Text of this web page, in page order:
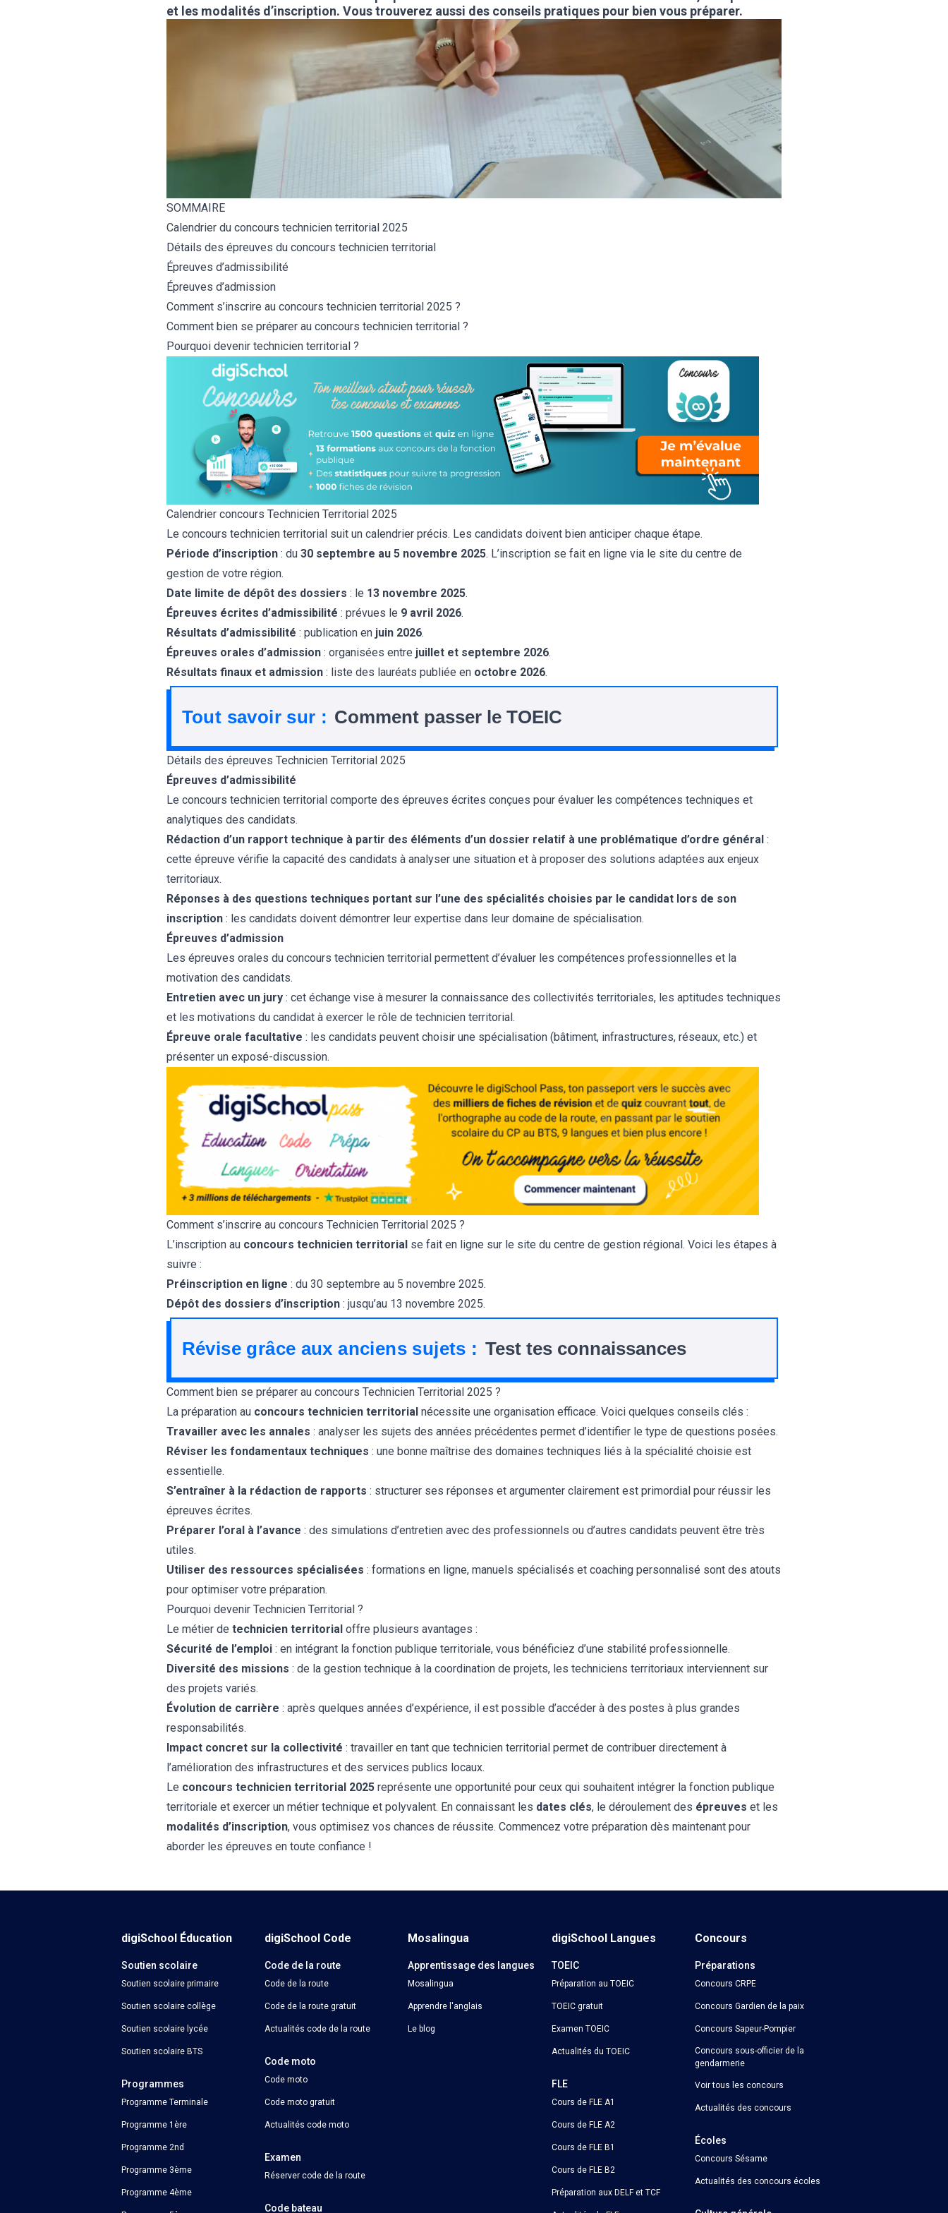
Adjoint administratif
CRPE
Adjoint administratif
et les modalités d’inscription. Vous trouverez aussi des conseils pratiques pour bien vous préparer.
SOMMAIRE
Calendrier du concours technicien territorial 2025
Détails des épreuves du concours technicien territorial
Épreuves d’admissibilité
Épreuves d’admission
Comment s’inscrire au concours technicien territorial 2025 ?
Comment bien se préparer au concours technicien territorial ?
Pourquoi devenir technicien territorial ?
Calendrier concours Technicien Territorial 2025
Le concours technicien territorial suit un calendrier précis. Les candidats doivent bien anticiper chaque étape.
Période d’inscription : du 30 septembre au 5 novembre 2025. L’inscription se fait en ligne via le site du centre de
gestion de votre région.
Date limite de dépôt des dossiers : le 13 novembre 2025.
Épreuves écrites d’admissibilité : prévues le 9 avril 2026.
Résultats d’admissibilité : publication en juin 2026.
Épreuves orales d’admission : organisées entre juillet et septembre 2026.
Résultats finaux et admission : liste des lauréats publiée en octobre 2026.
Tout savoir sur : Comment passer le TOEIC
Détails des épreuves Technicien Territorial 2025
Épreuves d’admissibilité
Le concours technicien territorial comporte des épreuves écrites conçues pour évaluer les compétences techniques et
analytiques des candidats.
Rédaction d’un rapport technique à partir des éléments d’un dossier relatif à une problématique d’ordre général :
cette épreuve vérifie la capacité des candidats à analyser une situation et à proposer des solutions adaptées aux enjeux
territoriaux.
Réponses à des questions techniques portant sur l’une des spécialités choisies par le candidat lors de son
inscription : les candidats doivent démontrer leur expertise dans leur domaine de spécialisation.
Épreuves d’admission
Les épreuves orales du concours technicien territorial permettent d’évaluer les compétences professionnelles et la
motivation des candidats.
Entretien avec un jury : cet échange vise à mesurer la connaissance des collectivités territoriales, les aptitudes techniques
et les motivations du candidat à exercer le rôle de technicien territorial.
Épreuve orale facultative : les candidats peuvent choisir une spécialisation (bâtiment, infrastructures, réseaux, etc.) et
présenter un exposé-discussion.
Comment s’inscrire au concours Technicien Territorial 2025 ?
L’inscription au concours technicien territorial se fait en ligne sur le site du centre de gestion régional. Voici les étapes à
suivre :
Préinscription en ligne : du 30 septembre au 5 novembre 2025.
Dépôt des dossiers d’inscription : jusqu’au 13 novembre 2025.
Révise grâce aux anciens sujets : Test tes connaissances
Comment bien se préparer au concours Technicien Territorial 2025 ?
La préparation au concours technicien territorial nécessite une organisation efficace. Voici quelques conseils clés :
Travailler avec les annales : analyser les sujets des années précédentes permet d’identifier le type de questions posées.
Réviser les fondamentaux techniques : une bonne maîtrise des domaines techniques liés à la spécialité choisie est
essentielle.
S’entraîner à la rédaction de rapports : structurer ses réponses et argumenter clairement est primordial pour réussir les
épreuves écrites.
Préparer l’oral à l’avance : des simulations d’entretien avec des professionnels ou d’autres candidats peuvent être très
utiles.
Utiliser des ressources spécialisées : formations en ligne, manuels spécialisés et coaching personnalisé sont des atouts
pour optimiser votre préparation.
Pourquoi devenir Technicien Territorial ?
Le métier de technicien territorial offre plusieurs avantages :
Sécurité de l’emploi : en intégrant la fonction publique territoriale, vous bénéficiez d’une stabilité professionnelle.
Diversité des missions : de la gestion technique à la coordination de projets, les techniciens territoriaux interviennent sur
des projets variés.
Évolution de carrière : après quelques années d’expérience, il est possible d’accéder à des postes à plus grandes
responsabilités.
Impact concret sur la collectivité : travailler en tant que technicien territorial permet de contribuer directement à
l’amélioration des infrastructures et des services publics locaux.
Le concours technicien territorial 2025 représente une opportunité pour ceux qui souhaitent intégrer la fonction publique
territoriale et exercer un métier technique et polyvalent. En connaissant les dates clés, le déroulement des épreuves et les
modalités d’inscription, vous optimisez vos chances de réussite. Commencez votre préparation dès maintenant pour
aborder les épreuves en toute confiance !
digiSchool Éducation
Soutien scolaire
Soutien scolaire primaire
Soutien scolaire collège
Soutien scolaire lycée
Soutien scolaire BTS
Programmes
Programme Terminale
Programme 1ère
Programme 2nd
Programme 3ème
Programme 4ème
digiSchool Code
Code de la route
Code de la route
Code de la route gratuit
Actualités code de la route
Code moto
Code moto
Code moto gratuit
Actualités code moto
Examen
Réserver code de la route
Code bateau
Mosalingua
Apprentissage des langues
Mosalingua
Apprendre l'anglais
Le blog
digiSchool Langues
TOEIC
Préparation au TOEIC
TOEIC gratuit
Examen TOEIC
Actualités du TOEIC
FLE
Cours de FLE A1
Cours de FLE A2
Cours de FLE B1
Cours de FLE B2
Préparation aux DELF et TCF
Concours
Préparations
Concours CRPE
Concours Gardien de la paix
Concours Sapeur-Pompier
Concours sous-officier de la
gendarmerie
Voir tous les concours
Actualités des concours
Écoles
Concours Sésame
Actualités des concours écoles